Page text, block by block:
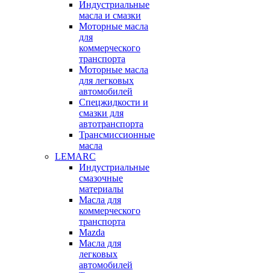
Индустриальные
масла и смазки
Моторные масла
для
коммерческого
транспорта
Моторные масла
для легковых
автомобилей
Спецжидкости и
смазки для
автотранспорта
Трансмиссионные
масла
LEMARC
Индустриальные
смазочные
материалы
Масла для
коммерческого
транспорта
Mazda
Масла для
легковых
автомобилей